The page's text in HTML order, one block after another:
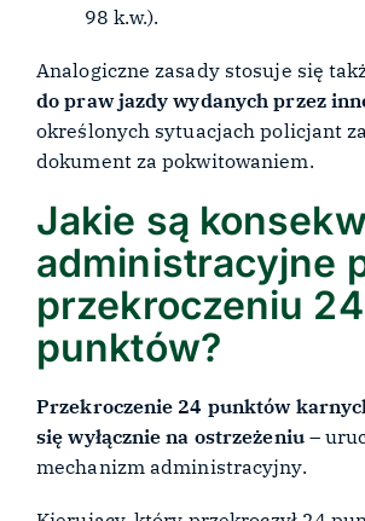
98 k.w.).
Analogiczne zasady stosuje się
do praw jazdy wydanych przez
określonych sytuacjach policjant
dokument za pokwitowaniem.
Jakie są
administracyjne
przekroczeniu 24
punktów?
Przekroczenie 24 punktów
się wyłącznie na ostrzeżeniu–
mechanizm administracyjny.